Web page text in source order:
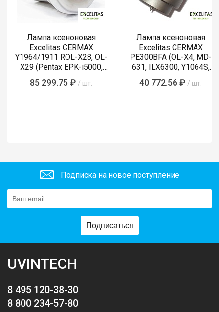
Лампа ксеноновая
Excelitas CERMAX
Y1964/1911 ROL-X28, OL-
X29 (Pentax EPK-i5000,
85 299.75 ₽ / шт.
Лампа ксеноновая
Excelitas CERMAX
PE300BFA (OL-X4, MD-
631, ILX6300, Y1064S,
40 772.56 ₽ / шт.
Подписка на новое поступление
Подписаться
UVINTECH
8 495 120-38-30
8 800 234-57-80